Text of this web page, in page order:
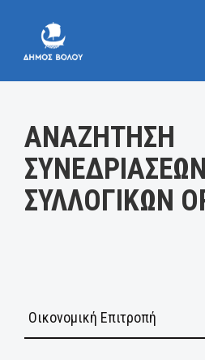
ΑΝΑΖΗΤΗΣΗ
ΣΥΝΕΔΡΙΑΣΕΩΝ
ΣΥΛΛΟΓΙΚΩΝ